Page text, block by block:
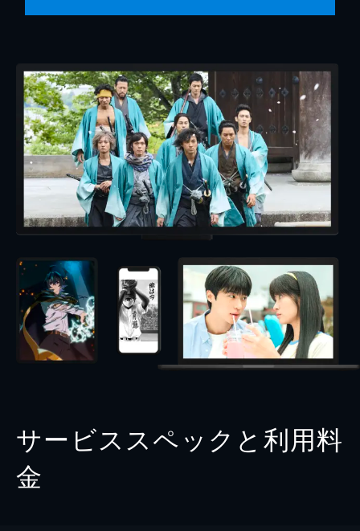
サービススペックと利用料
金